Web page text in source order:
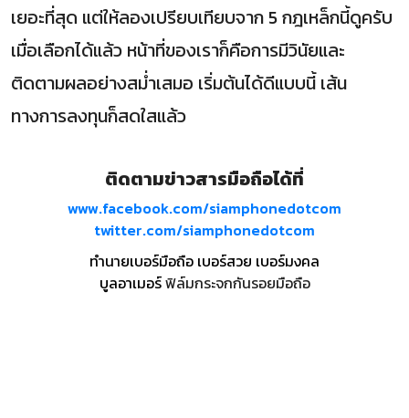
เยอะที่สุด แต่ให้ลองเปรียบเทียบจาก 5 กฎเหล็กนี้ดูครับ
เมื่อเลือกได้แล้ว หน้าที่ของเราก็คือการมีวินัยและ
ติดตามผลอย่างสม่ำเสมอ เริ่มต้นได้ดีแบบนี้ เส้น
ทางการลงทุนก็สดใสแล้ว
ติดตามข่าวสารมือถือได้ที่
www.facebook.com/siamphonedotcom
twitter.com/siamphonedotcom
ทำนายเบอร์มือถือ เบอร์สวย เบอร์มงคล
บูลอาเมอร์ฟิล์มกระจกกันรอยมือถือ